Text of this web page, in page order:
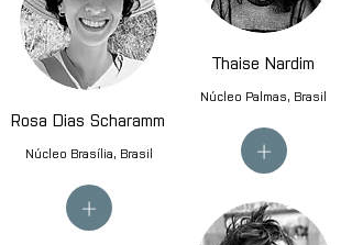
Rosa Dias Scharamm
Núcleo Brasília, Brasil
+
Thaise Nardim
Núcleo Palmas, Brasil
+